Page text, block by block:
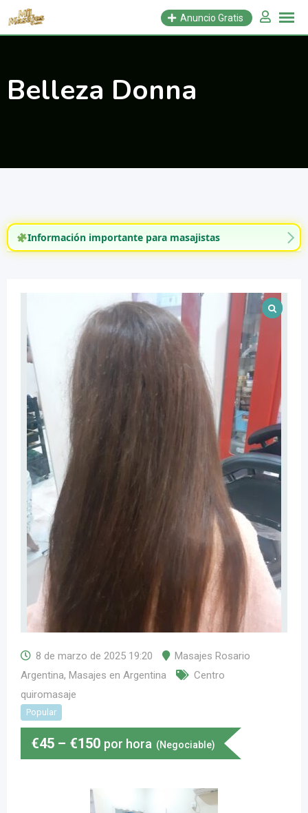
Saltar
Anuncio Gratis
Belleza Donna
Información importante para masajistas
8 de marzo de 2025 19:20
Masajes Rosario
Argentina, Masajes en Argentina
Centro
quiromasaje
Popular
€45 – €150 por hora (Negociable)